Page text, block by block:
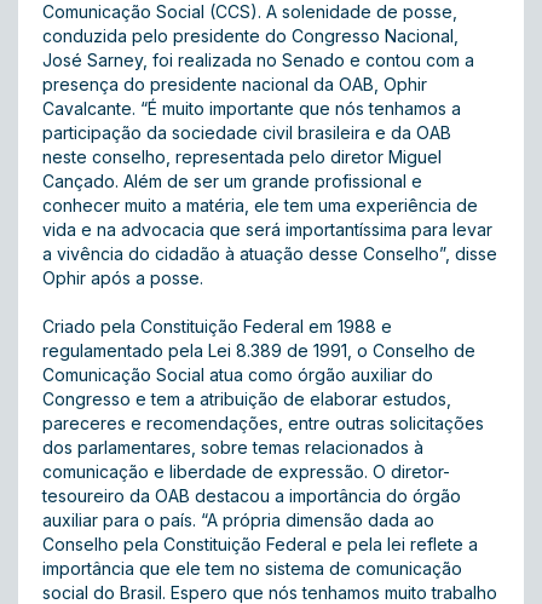
Comunicação Social (CCS). A solenidade de posse,
conduzida pelo presidente do Congresso Nacional,
José Sarney, foi realizada no Senado e contou com a
presença do presidente nacional da OAB, Ophir
Cavalcante. “É muito importante que nós tenhamos a
participação da sociedade civil brasileira e da OAB
neste conselho, representada pelo diretor Miguel
Cançado. Além de ser um grande profissional e
conhecer muito a matéria, ele tem uma experiência de
vida e na advocacia que será importantíssima para levar
a vivência do cidadão à atuação desse Conselho”, disse
Ophir após a posse.
Criado pela Constituição Federal em 1988 e
regulamentado pela Lei 8.389 de 1991, o Conselho de
Comunicação Social atua como órgão auxiliar do
Congresso e tem a atribuição de elaborar estudos,
pareceres e recomendações, entre outras solicitações
dos parlamentares, sobre temas relacionados à
comunicação e liberdade de expressão. O diretor-
tesoureiro da OAB destacou a importância do órgão
auxiliar para o país. “A própria dimensão dada ao
Conselho pela Constituição Federal e pela lei reflete a
importância que ele tem no sistema de comunicação
social do Brasil. Espero que nós tenhamos muito trabalho